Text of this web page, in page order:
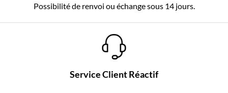
Possibilité de renvoi ou échange sous 14 jours.
Service Client Réactif